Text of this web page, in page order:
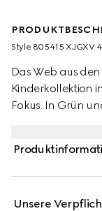
Style ‎805415 XJGXV
Das Web aus
Kinderkollektion
Fokus. In Grün
einem grünen
Unsere